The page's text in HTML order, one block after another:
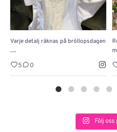
Varje detalj räknas på bröllopsdagen
...
5 0
Följ oss